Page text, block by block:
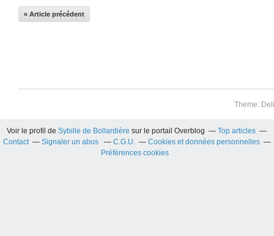
« Article précédent
Theme:
Voir le profil deSybille de Bollardière sur le portail Overblog
Top articles
Contact
Signaler un abus C.G.U.
Cookies et données personnelles
Préférences cookies